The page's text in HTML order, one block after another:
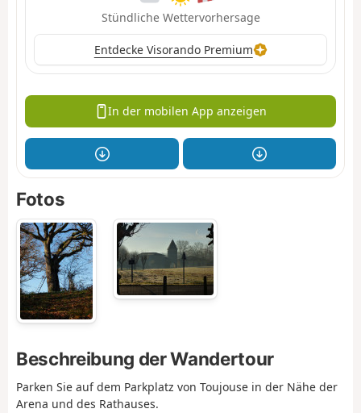
Stündliche Wettervorhersage
Entdecke Visorando Premium
In der mobilen App anzeigen
Fotos
Beschreibung der Wandertour
Parken Sie auf dem Parkplatz von Toujouse in der Nähe der
Arena und des Rathauses.